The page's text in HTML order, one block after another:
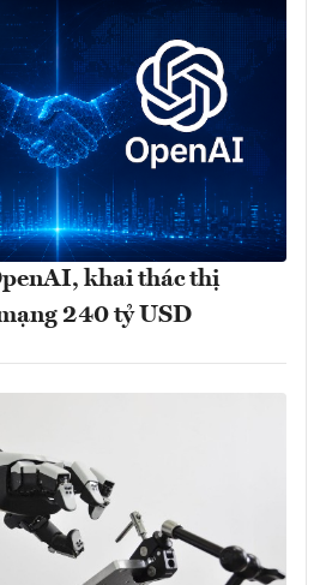
khai thác thị
240 tỷ USD